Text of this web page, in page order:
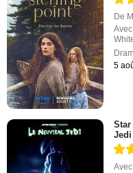
De
Avec
5
Jedi
Avec